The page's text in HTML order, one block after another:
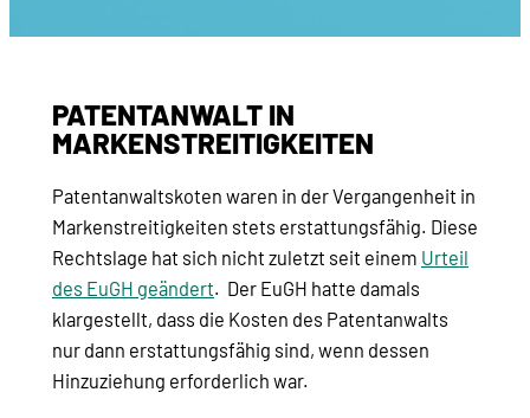
PATENTANWALT IN
MARKENSTREITIGKEITEN
Patentanwaltskoten waren in der Vergangenheit in
Markenstreitigkeiten stets erstattungsfähig. Diese
Rechtslage hat sich nicht zuletzt seit einem Urteil
des EuGH geändert. Der EuGH hatte damals
klargestellt, dass die Kosten des Patentanwalts
nur dann erstattungsfähig sind, wenn dessen
Hinzuziehung erforderlich war.